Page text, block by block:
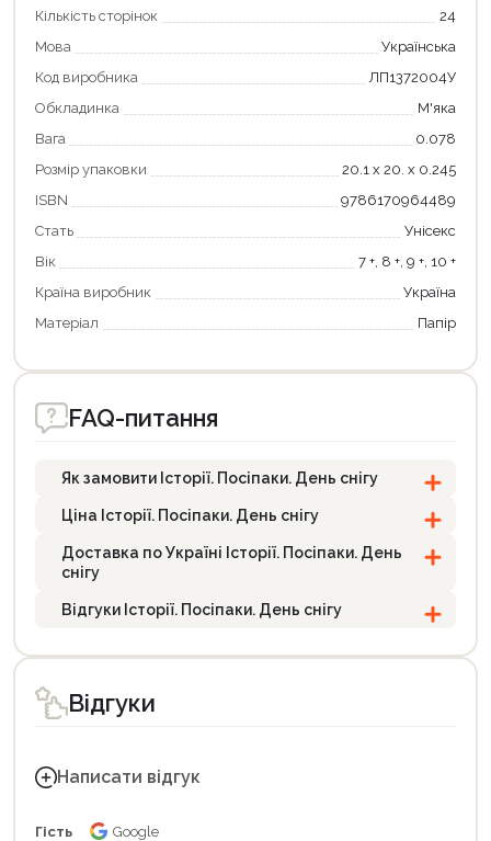
Кількість сторінок
24
Мова
Українська
Код виробника
ЛП1372004У
Обкладинка
М'яка
Вага
0.078
Розмір упаковки
20.1 х 20. х 0.245
ISBN
9786170964489
Стать
Унісекс
Вік
7 +, 8 +, 9 +, 10 +
Країна виробник
Україна
Матеріал
Папір
FAQ-питання
Як замовити Історії. Посіпаки. День снігу
Ціна Історії. Посіпаки. День снігу
Доставка по Україні Історії. Посіпаки. День
снігу
Відгуки Історії. Посіпаки. День снігу
Відгуки
Написати відгук
Гість Google
Оформити замовлення